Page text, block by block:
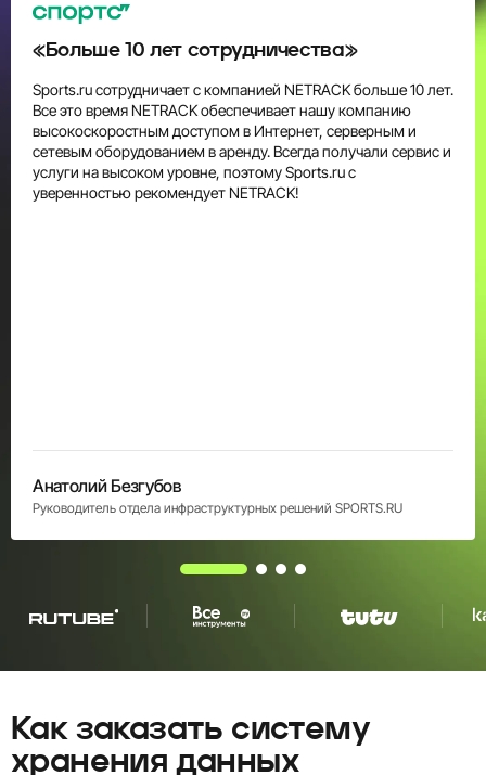
«Больше 10 лет сотрудничества»
Sports.ru сотрудничает с компанией NETRACK больше 10 лет.
Все это время NETRACK обеспечивает нашу компанию
высокоскоростным доступом в Интернет, серверным и
сетевым оборудованием в аренду. Всегда получали сервис и
услуги на высоком уровне, поэтому Sports.ru с
уверенностью рекомендует NETRACK!
Анатолий Безгубов
Руководитель отдела инфраструктурных решений SPORTS.RU
Как заказать систему
хранения данных